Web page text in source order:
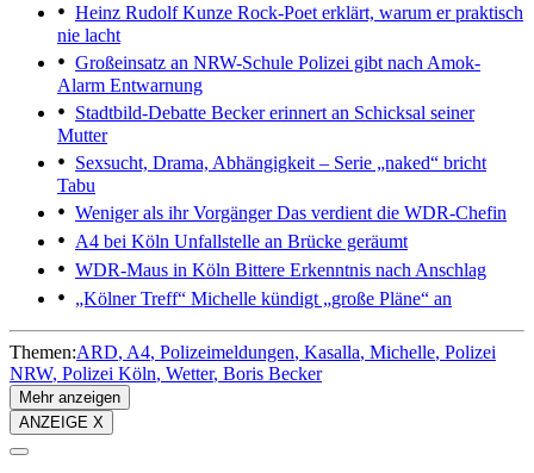
Heinz Rudolf Kunze Rock-Poet erklärt, warum er praktisch
nie lacht
Großeinsatz an NRW-Schule Polizei gibt nach Amok-
Alarm Entwarnung
Stadtbild-Debatte Becker erinnert an Schicksal seiner
Mutter
Sexsucht, Drama, Abhängigkeit – Serie „naked“ bricht
Tabu
Weniger als ihr VorgängerDas verdient die WDR-Chefin
A4 bei Köln Unfallstelle an Brücke geräumt
WDR-Maus in Köln Bittere Erkenntnis nach Anschlag
„Kölner Treff“ Michelle kündigt „große Pläne“ an
Themen:ARD A4 Polizeimeldungen Kasalla Michelle Polizei
NRW Polizei Köln Wetter Boris Becker
Mehr anzeigen
ANZEIGE X